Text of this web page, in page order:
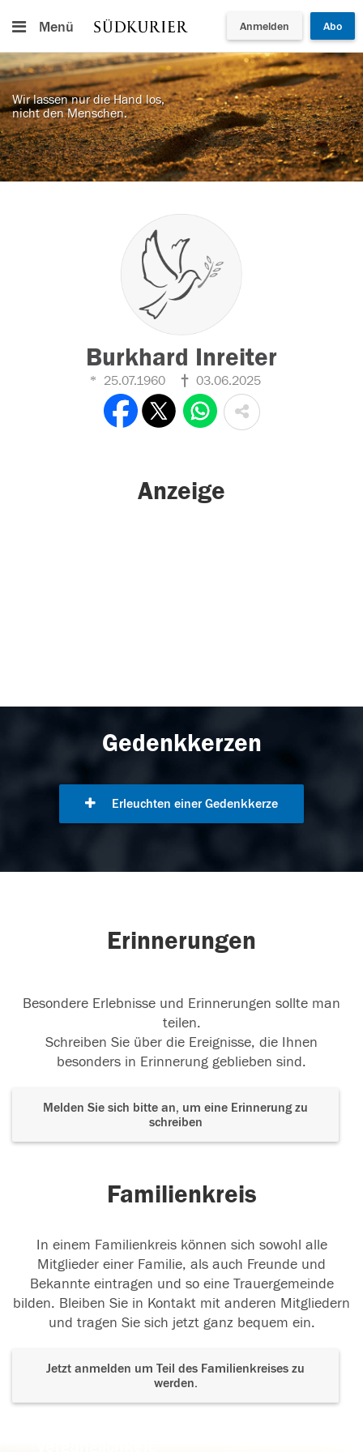
Menü Anmelden Abo
Wir lassen nur die Hand los,
nicht den Menschen.
Burkhard Inreiter
25.07.1960 03.06.2025
Anzeige
Gedenkkerzen
Erleuchten einer Gedenkkerze
Erinnerungen
Besondere Erlebnisse und Erinnerungen sollte man
teilen.
Schreiben Sie über die Ereignisse, die Ihnen
besonders in Erinnerung geblieben sind.
Melden Sie sich bitte an, um eine Erinnerung zu
schreiben
Familienkreis
In einem Familienkreis können sich sowohl alle
Mitglieder einer Familie, als auch Freunde und
Bekannte eintragen und so eine Trauergemeinde
bilden. Bleiben Sie in Kontakt mit anderen Mitgliedern
und tragen Sie sich jetzt ganz bequem ein.
Jetzt anmelden um Teil des Familienkreises zu
werden.